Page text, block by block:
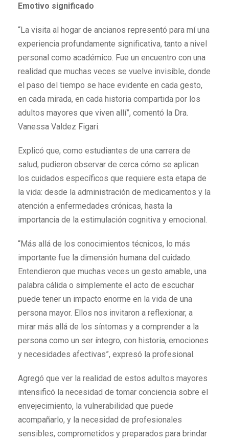
Emotivo significado
“La visita al hogar de ancianos representó para mí una
experiencia profundamente significativa, tanto a nivel
personal como académico. Fue un encuentro con una
realidad que muchas veces se vuelve invisible, donde
el paso del tiempo se hace evidente en cada gesto,
en cada mirada, en cada historia compartida por los
adultos mayores que viven allí”, comentó la Dra.
Vanessa Valdez Figari.
Explicó que, como estudiantes de una carrera de
salud, pudieron observar de cerca cómo se aplican
los cuidados específicos que requiere esta etapa de
la vida: desde la administración de medicamentos y la
atención a enfermedades crónicas, hasta la
importancia de la estimulación cognitiva y emocional.
“Más allá de los conocimientos técnicos, lo más
importante fue la dimensión humana del cuidado.
Entendieron que muchas veces un gesto amable, una
palabra cálida o simplemente el acto de escuchar
puede tener un impacto enorme en la vida de una
persona mayor. Ellos nos invitaron a reflexionar, a
mirar más allá de los síntomas y a comprender a la
persona como un ser íntegro, con historia, emociones
y necesidades afectivas”, expresó la profesional.
Agregó que ver la realidad de estos adultos mayores
intensificó la necesidad de tomar conciencia sobre el
envejecimiento, la vulnerabilidad que puede
acompañarlo, y la necesidad de profesionales
sensibles, comprometidos y preparados para brindar